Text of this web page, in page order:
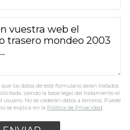
los datos de este formulario serán tratados
siendo la base legal del tratamiento el
No se cederán datos a terceros. Puede
se explica en la Política de Privacidad.